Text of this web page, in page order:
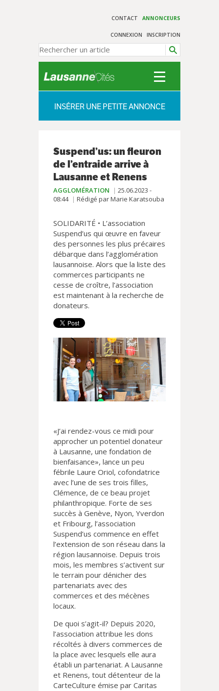
CONTACT ANNONCEURS
CONNEXION INSCRIPTION
INSÉRER UNE PETITE ANNONCE
Suspend’us: un fleuron
de l’entraide arrive à
Lausanne et Renens
AGGLOMÉRATION
25.06.2023 -
08:44
Rédigé par Marie Karatsouba
SOLIDARITÉ • L’association
Suspend’us qui œuvre en faveur
des personnes les plus précaires
débarque dans l’agglomération
lausannoise. Alors que la liste des
commerces participants ne
cesse de croître, l’association
est maintenant à la recherche de
donateurs.
«J’ai rendez-vous ce midi pour
approcher un potentiel donateur
à Lausanne, une fondation de
bienfaisance», lance un peu
fébrile Laure Oriol, cofondatrice
avec l’une de ses trois filles,
Clémence, de ce beau projet
philanthropique. Forte de ses
succès à Genève, Nyon, Yverdon
et Fribourg, l’association
Suspend’us commence en effet
l’extension de son réseau dans la
région lausannoise. Depuis trois
mois, les membres s’activent sur
le terrain pour dénicher des
partenariats avec des
commerces et des mécènes
locaux.
De quoi s’agit-il? Depuis 2020,
l’association attribue les dons
récoltés à divers commerces de
la place avec lesquels elle aura
établi un partenariat. A Lausanne
et Renens, tout détenteur de la
CarteCulture émise par Caritas